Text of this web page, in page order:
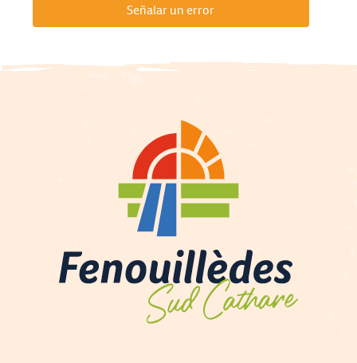
Señalar un error